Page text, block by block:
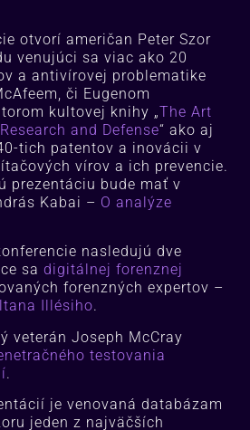
otvorí američan Peter Szor
venujúci sa viac ako 20
a antivírovej problematike
či Eugenom
kultovej knihy „The Art
and Defense“ ako aj
tich patentov a inovácii v
vírov a ich prevencie.
prezentáciu bude mať v
Kabai – O analýze
nasledujú dve
sadigitálnej forenznej
forenzných expertov –
Illésiho.
veterán Joseph McCray
testovania
.
je venovaná databázam
jeden z najväčších